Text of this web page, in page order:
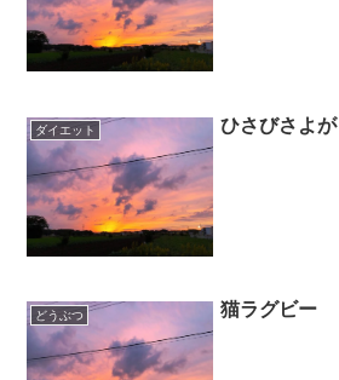
ダイエット ひさびさよが
どうぶつ 猫ラグビー